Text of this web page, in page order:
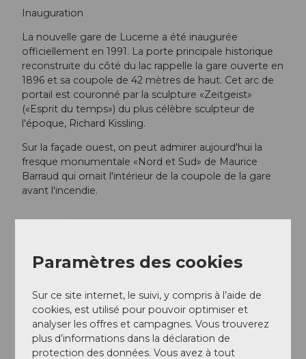
Inauguration
La nouvelle gare de Lucerne a été inaugurée
officiellement en 1991. La porte principale historique
reconstruite du côté du lac rappelle la gare ouverte en
1896 et sa coupole de 42 mètres de haut. Cet arc de
portail est couronné par la sculpture «Zeitgeist»
(«Esprit du temps») du plus célèbre sculpteur de
l'époque, Richard Kissling.
Sur la façade ouest, on peut admirer aujourd'hui la
fresque monumentale «Nord et Sud» de Maurice
Barraud qui ornait l'intérieur de la coupole de la gare
avant l'incendie.
Paramètres des cookies
Sur ce site internet, le suivi, y compris à l’aide de
cookies, est utilisé pour pouvoir optimiser et
analyser les offres et campagnes. Vous trouverez
plus d’informations dans la déclaration de
protection des données. Vous avez à tout